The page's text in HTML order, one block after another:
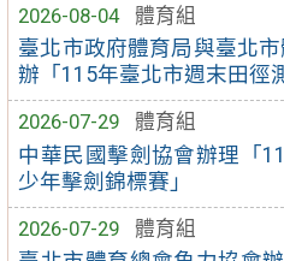
2026-08-04
體育組
臺北市政府體育局與臺北
辦「115年臺北市週末田徑
2026-07-29
體育組
中華民國擊劍協會辦理「
少年擊劍錦標賽」
2026-07-29
體育組